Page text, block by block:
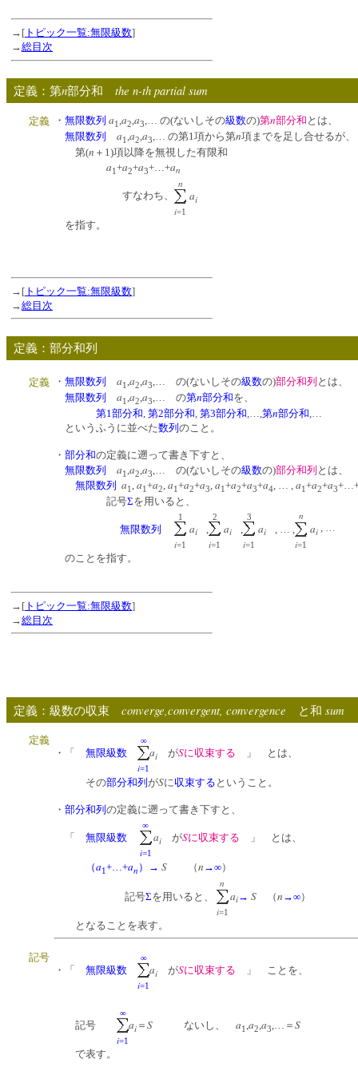
→[ トピック一覧:無限級数]
→総目次
定義：第n部分和the n-th partial sum
定義 ・ 無限数列 a1,a2,a3,… の(ないしその級数の)第n部分和 とは、
無限数列
a1 a2 a3 ,… の第1項から第n項までを足し合せるが、
第(n ＋1)項以降を無視した有限和
a1+a2+a3+…+an
n
すなわち、
ai
i=1
を指す。
→[ トピック一覧:無限級数]
→総目次
定義：部分和列
定義 ・ 無限数列 a1,a2,a3,… の(ないしその級数の)部分和列 とは、
無限数列
a1 a2 a3 ,… の第n部分和を、
第1部分和 第2部分和 第3部分和 第n部分和
というふうに並べた数列のこと。
・ 部分和の定義に遡って書き下すと、
無限数列
a1 a2 a3 ,… の(ないしその級数の)部分和列 とは、
無限数列 a1, a1+a2, a1+a2+a3, a1+a2+a3+a4, … , a1+a2+a3
記号Σを用いると、
1 2 3
n
無限数列
ai ai ai ai
i=1 i=1 i=1 i=1
のことを指す。
→[ トピック一覧:無限級数]
→総目次
定義：級数の収束converge,convergent, convergence と和sum
定義 ∞
・「 無限級数 ai がSに収束する 」 とは、
i=1
その部分和列 がSに 収束する ということ。
・ 部分和列 の定義に遡って書き下すと、
∞
「 無限級数 ai がSに収束する 」 とは、
i=1
（a1+…+an ） → S （n →∞）
n
記号Σを用いると、 ai→ S （n →∞）
i=1
となることを表す。
記号 ∞
・「 無限級数 ai がSに収束する 」 ことを、
i=1
∞
記号 ai ＝ S ないし、 a1 a2 a3 ,…＝ S
i=1
で表す。